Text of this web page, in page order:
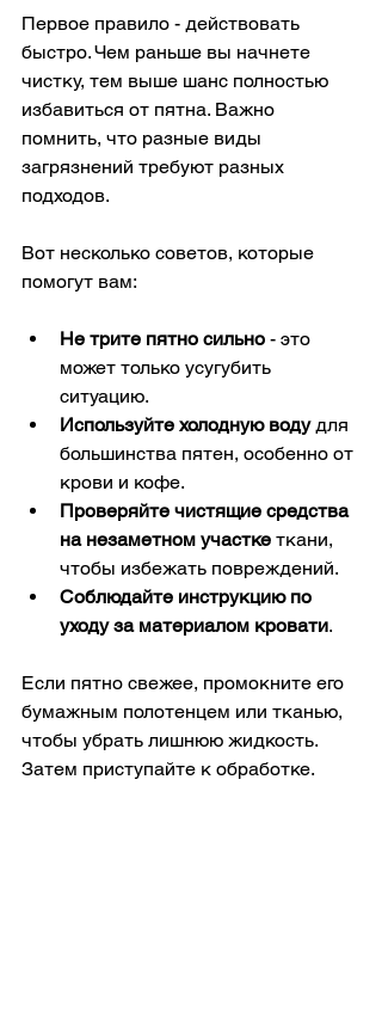
Первое правило - действовать
быстро. Чем раньше вы начнете
чистку, тем выше шанс полностью
избавиться от пятна. Важно
помнить, что разные виды
загрязнений требуют разных
подходов.
Вот несколько советов, которые
помогут вам:
Не трите пятно сильно - это
может только усугубить
ситуацию.
Используйте холодную воду для
большинства пятен, особенно от
крови и кофе.
Проверяйте чистящие средства
на незаметном участке ткани,
чтобы избежать повреждений.
Соблюдайте инструкцию по
уходу за материалом кровати.
Если пятно свежее, промокните его
бумажным полотенцем или тканью,
чтобы убрать лишнюю жидкость.
Затем приступайте к обработке.